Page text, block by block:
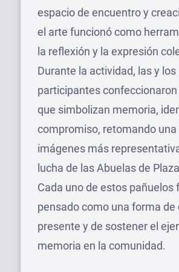
espacio de encuentro y
el arte funcionó como
la reflexión y la expresión
Durante la actividad, las y los
participantes
que simbolizan memoria,
compromiso, retomando una
imágenes más
lucha de las Abuelas de
Cada uno de estos pañuelos
pensado como una forma de
presente y de sostener el
memoria en la comunidad.